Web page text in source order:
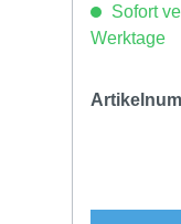
Sofort
Werktage